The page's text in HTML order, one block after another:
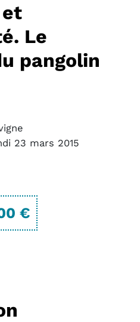
et
Le
pangolin
23 mars 2015
€